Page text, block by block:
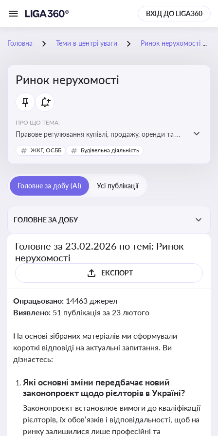
ВХІД ДО LIGA360
Головна Теми в центрі уваги Ринок нерухомості
Ринок нерухомості
ПРО ЩО ТЕМА:
Правове регулювання купівлі, продажу, оренди та
управління нерухомістю, що є ключовим для бізнесу,
інвесторів, забудовників і власників об’єктів майна
ЖКГ, ОСББ Будівельна діяльність
Головне за добу (AI) Усі публікації
ГОЛОВНЕ ЗА ДОБУ
Головне за 23.02.2026 по темі: Ринок
нерухомості
ЕКСПОРТ
Опрацьовано: 14463 джерел
Виявлено: 51 публікація за 23 лютого
На основі зібраних матеріалів ми сформували
короткі відповіді на актуальні запитання. Ви
дізнаєтесь:
Які основні зміни передбачає новий
законопроєкт щодо рієлторів в Україні?
Законопроєкт встановлює вимоги до кваліфікації
рієлторів, їх обов’язків і відповідальності, щоб на
ринку залишилися лише професійні та